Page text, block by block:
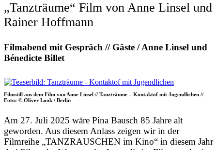
„Tanzträume“ Film von Anne Linsel und
Rainer Hoffmann
Filmabend mit Gespräch // Gäste / Anne Linsel und
Bénedicte Billet
Filmstill aus dem Film von Anne Linsel // Tanzträume – Kontaktof mit Jugendlichen //
Foto: © Oliver Look / Berlin
Am 27. Juli 2025 wäre Pina Bausch 85 Jahre alt
geworden. Aus diesem Anlass zeigen wir in der
Filmreihe „TANZRAUSCHEN im Kino“ in diesem Jahr